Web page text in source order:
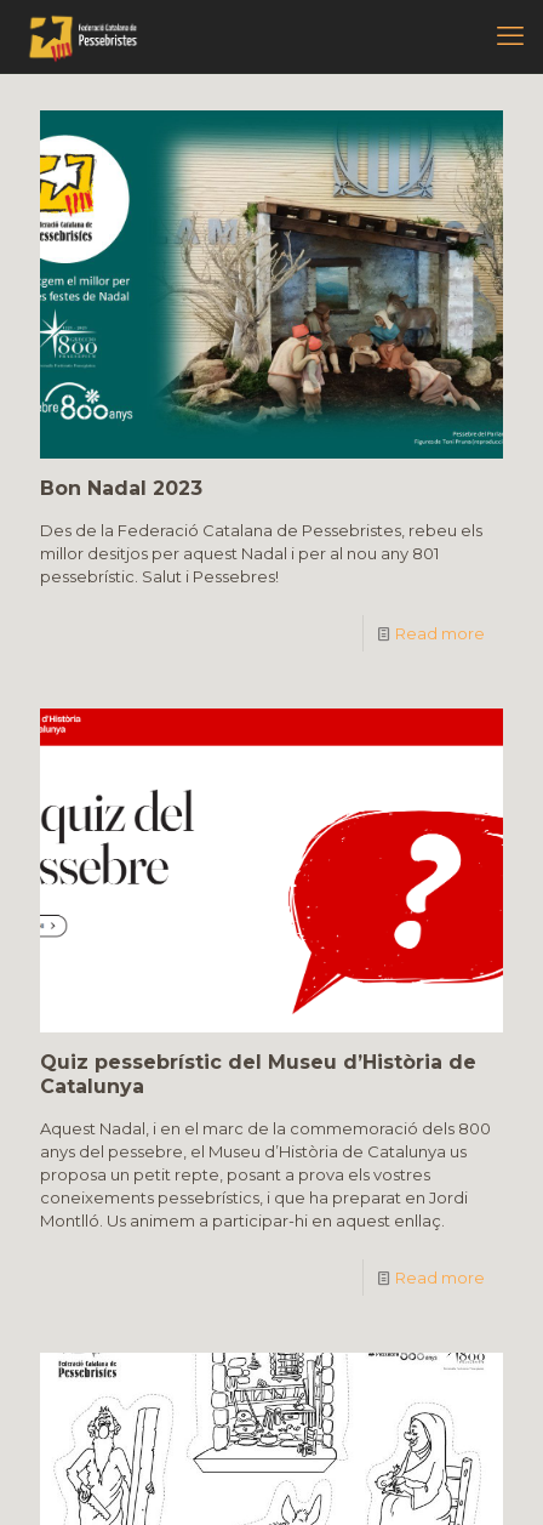
Bon Nadal 2023
Des de la Federació Catalana de Pessebristes, rebeu els
millor desitjos per aquest Nadal i per al nou any 801
pessebrístic. Salut i Pessebres!
Read more
Quiz pessebrístic del Museu d’Història de
Catalunya
Aquest Nadal, i en el marc de la commemoració dels 800
anys del pessebre, el Museu d’Història de Catalunya us
proposa un petit repte, posant a prova els vostres
coneixements pessebrístics, i que ha preparat en Jordi
Montlló. Us animem a participar-hi en aquest enllaç.
Read more